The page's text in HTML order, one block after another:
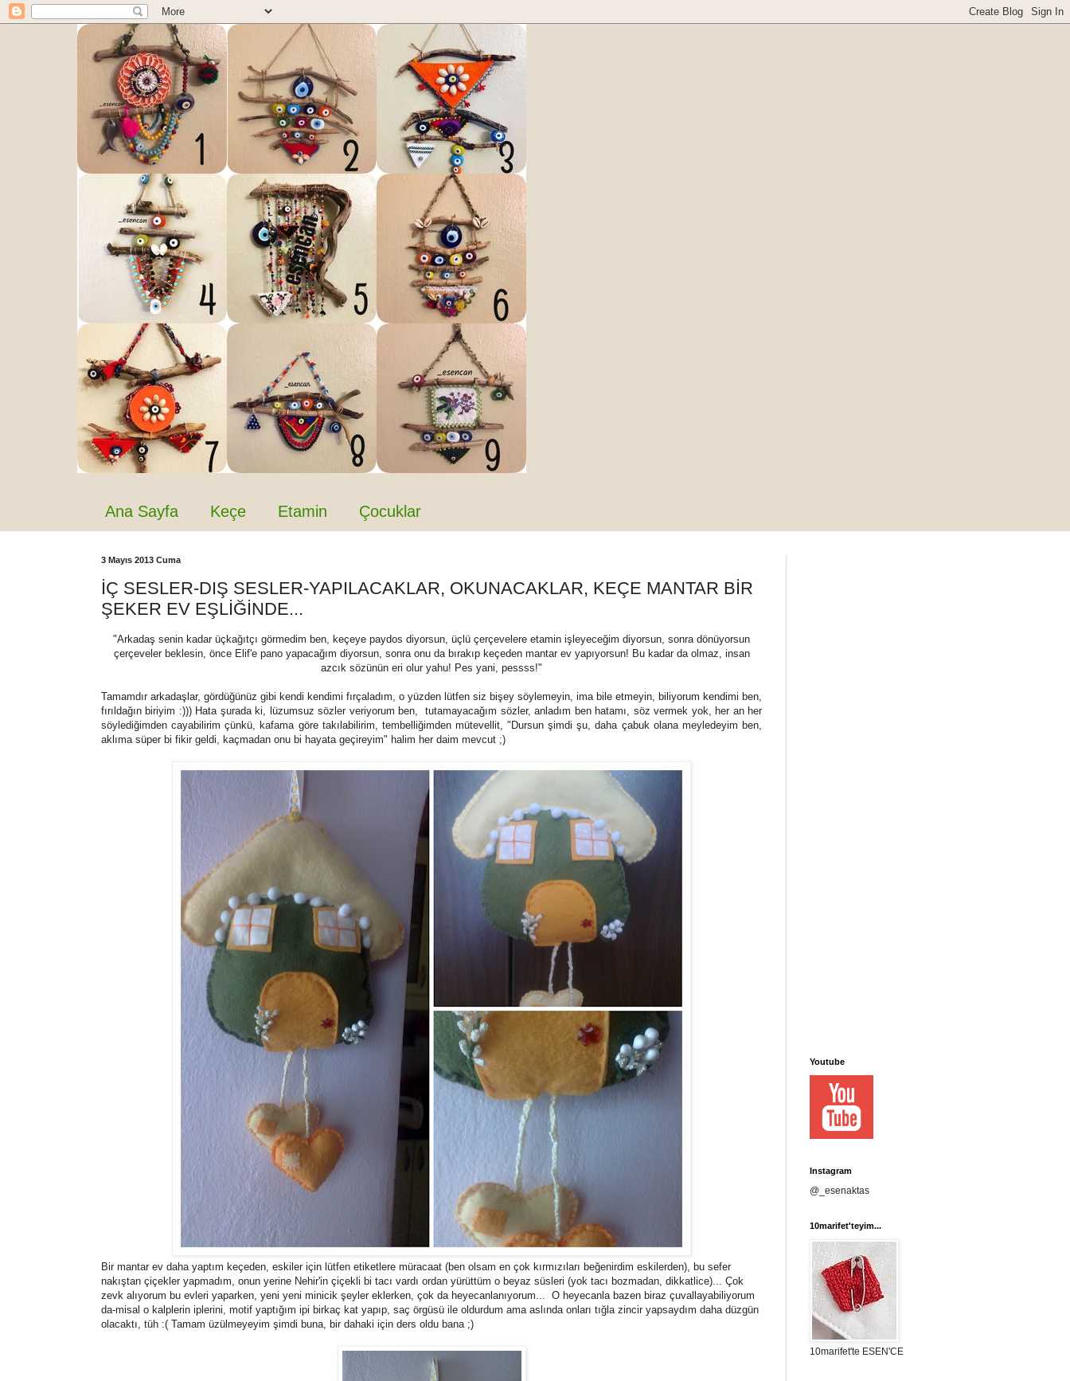
Ana Sayfa Keçe Etamin Çocuklar
3 Mayıs 2013 Cuma
İÇ SESLER-DIŞ SESLER-YAPILACAKLAR, OKUNACAKLAR, KEÇE MANTAR BİR
ŞEKER EV EŞLİĞİNDE...
"Arkadaş senin kadar üçkağıtçı görmedim ben, keçeye paydos diyorsun, üçlü çerçevelere etamin işleyeceğim diyorsun, sonra dönüyorsun
çerçeveler beklesin, önce Elif'e pano yapacağım diyorsun, sonra onu da bırakıp keçeden mantar ev yapıyorsun! Bu kadar da olmaz, insan
azcık sözünün eri olur yahu! Pes yani, pessss!"
Tamamdır arkadaşlar, gördüğünüz gibi kendi kendimi fırçaladım, o yüzden lütfen siz bişey söylemeyin, ima bile etmeyin, biliyorum kendimi ben,
fırıldağın biriyim :))) Hata şurada ki, lüzumsuz sözler veriyorum ben, tutamayacağım sözler, anladım ben hatamı, söz vermek yok, her an her
söylediğimden cayabilirim çünkü, kafama göre takılabilirim, tembelliğimden mütevellit, "Dursun şimdi şu, daha çabuk olana meyledeyim ben,
aklıma süper bi fikir geldi, kaçmadan onu bi hayata geçireyim" halim her daim mevcut ;)
Bir mantar ev daha yaptım keçeden, eskiler için lütfen etiketlere müracaat (ben olsam en çok kırmızıları beğenirdim eskilerden), bu sefer
nakıştan çiçekler yapmadım, onun yerine Nehir'in çiçekli bi tacı vardı ordan yürüttüm o beyaz süsleri (yok tacı bozmadan, dikkatlice)... Çok
zevk alıyorum bu evleri yaparken, yeni yeni minicik şeyler eklerken, çok da heyecanlanıyorum... O heyecanla bazen biraz çuvallayabiliyorum
da-misal o kalplerin iplerini, motif yaptığım ipi birkaç kat yapıp, saç örgüsü ile oldurdum ama aslında onları tığla zincir yapsaydım daha düzgün
olacaktı, tüh :( Tamam üzülmeyeyim şimdi buna, bir dahaki için ders oldu bana ;)
Youtube
Instagram
@_esenaktas
10marifet'teyim...
10marifet'te ESEN'CE